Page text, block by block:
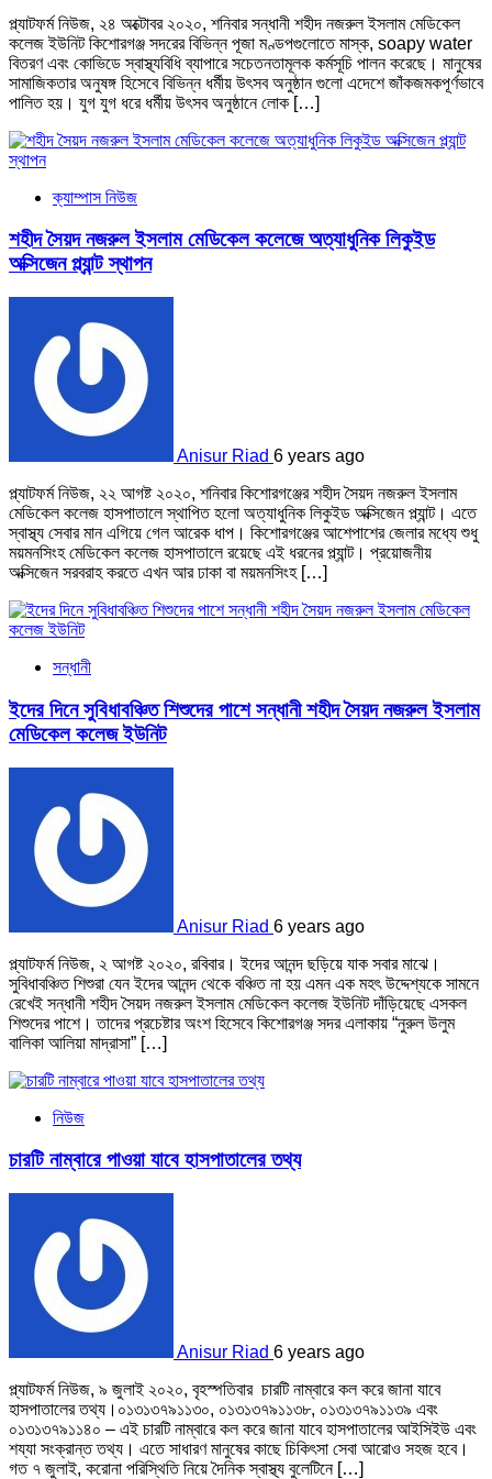
প্ল্যাটফর্ম নিউজ, ২৪ অক্টোবর ২০২০, শনিবার সন্ধানী শহীদ নজরুল ইসলাম মেডিকেল
কলেজ ইউনিট কিশোরগঞ্জ সদরের বিভিন্ন পূজা মণ্ডপগুলোতে মাস্ক, soapy water
বিতরণ এবং কোভিডে স্বাস্থ্যবিধি ব্যাপারে সচেতনতামূলক কর্মসূচি পালন করেছে। মানুষের
সামাজিকতার অনুষঙ্গ হিসেবে বিভিন্ন ধর্মীয় উৎসব অনুষ্ঠান গুলো এদেশে জাঁকজমকপূর্ণভাবে
পালিত হয়। যুগ যুগ ধরে ধর্মীয় উৎসব অনুষ্ঠানে লোক […]
ক্যাম্পাস নিউজ
শহীদ সৈয়দ নজরুল ইসলাম মেডিকেল কলেজে অত্যাধুনিক লিকুইড
অক্সিজেন প্ল্যান্ট স্থাপন
Anisur Riad 6 years ago
প্ল্যাটফর্ম নিউজ, ২২ আগষ্ট ২০২০, শনিবার কিশোরগঞ্জের শহীদ সৈয়দ নজরুল ইসলাম
মেডিকেল কলেজ হাসপাতালে স্থাপিত হলো অত্যাধুনিক লিকুইড অক্সিজেন প্ল্যান্ট। এতে
স্বাস্থ্য সেবার মান এগিয়ে গেল আরেক ধাপ। কিশোরগঞ্জের আশেপাশের জেলার মধ্যে শুধু
ময়মনসিংহ মেডিকেল কলেজ হাসপাতালে রয়েছে এই ধরনের প্ল্যান্ট। প্রয়োজনীয়
অক্সিজেন সরবরাহ করতে এখন আর ঢাকা বা ময়মনসিংহ […]
সন্ধানী
ইদের দিনে সুবিধাবঞ্চিত শিশুদের পাশে সন্ধানী শহীদ সৈয়দ নজরুল ইসলাম
মেডিকেল কলেজ ইউনিট
Anisur Riad 6 years ago
প্ল্যাটফর্ম নিউজ, ২ আগষ্ট ২০২০, রবিবার। ইদের আনন্দ ছড়িয়ে যাক সবার মাঝে।
সুবিধাবঞ্চিত শিশুরা যেন ইদের আনন্দ থেকে বঞ্চিত না হয় এমন এক মহৎ উদ্দেশ্যকে সামনে
রেখেই সন্ধানী শহীদ সৈয়দ নজরুল ইসলাম মেডিকেল কলেজ ইউনিট দাঁড়িয়েছে এসকল
শিশুদের পাশে। তাদের প্রচেষ্টার অংশ হিসেবে কিশোরগঞ্জ সদর এলাকায় “নুরুল উলুম
বালিকা আলিয়া মাদ্রাসা” […]
নিউজ
চারটি নাম্বারে পাওয়া যাবে হাসপাতালের তথ্য
Anisur Riad 6 years ago
প্ল্যাটফর্ম নিউজ, ৯ জুলাই ২০২০, বৃহস্পতিবার চারটি নাম্বারে কল করে জানা যাবে
হাসপাতালের তথ্য।০১৩১৩৭৯১১৩০, ০১৩১৩৭৯১১৩৮, ০১৩১৩৭৯১১৩৯ এবং
০১৩১৩৭৯১১৪০ – এই চারটি নাম্বারে কল করে জানা যাবে হাসপাতালের আইসিইউ এবং
শয্যা সংক্রান্ত তথ্য। এতে সাধারণ মানুষের কাছে চিকিৎসা সেবা আরোও সহজ হবে।
গত ৭ জুলাই, করোনা পরিস্থিতি নিয়ে দৈনিক স্বাস্থ্য বুলেটিনে […]